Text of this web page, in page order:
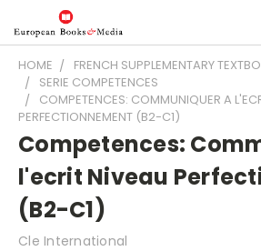
HOME
FRENCH SUPPLEMENTARY
SERIE COMPETENCES
COMPETENCES: COMMUNIQUER A
PERFECTIONNEMENT (B2-C1)
Competences:
l'ecrit Niveau
(B2-C1)
Cle International